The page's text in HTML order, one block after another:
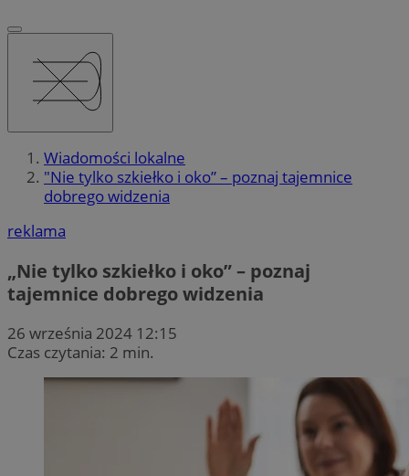
Wiadomości lokalne
"Nie tylko szkiełko i oko” – poznaj tajemnice
dobrego widzenia
reklama
„Nie tylko szkiełko i oko” – poznaj
tajemnice dobrego widzenia
26 września 2024 12:15
Czas czytania: 2 min.